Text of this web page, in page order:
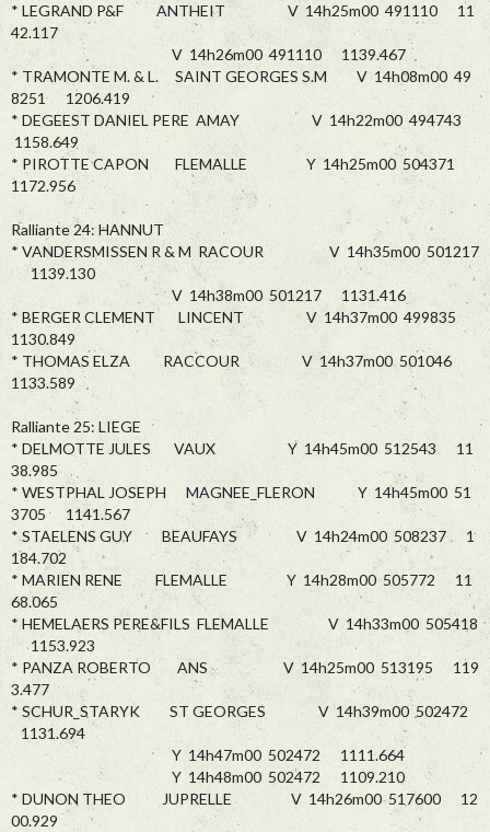
* LEGRAND P&F ANTHEIT V 14h25m00 491110 11
42.117
V 14h26m00 491110 1139.467
* TRAMONTE M. & L. SAINT GEORGES S.M V 14h08m00 49
8251 1206.419
* DEGEEST DANIEL PERE AMAY V 14h22m00 494743
1158.649
* PIROTTE CAPON FLEMALLE Y 14h25m00 504371
1172.956
Ralliante 24: HANNUT
* VANDERSMISSEN R & M RACOUR V 14h35m00 501217
1139.130
V 14h38m00 501217 1131.416
* BERGER CLEMENT LINCENT V 14h37m00 499835
1130.849
* THOMAS ELZA RACCOUR V 14h37m00 501046
1133.589
Ralliante 25: LIEGE
* DELMOTTE JULES VAUX Y 14h45m00 512543 11
38.985
* WESTPHAL JOSEPH MAGNEE_FLERON Y 14h45m00 51
3705 1141.567
* STAELENS GUY BEAUFAYS V 14h24m00 508237 1
184.702
* MARIEN RENE FLEMALLE Y 14h28m00 505772 11
68.065
* HEMELAERS PERE&FILS FLEMALLE V 14h33m00 505418
1153.923
* PANZA ROBERTO ANS V 14h25m00 513195 119
3.477
* SCHUR_STARYK ST GEORGES V 14h39m00 502472
1131.694
Y 14h47m00 502472 1111.664
Y 14h48m00 502472 1109.210
* DUNON THEO JUPRELLE V 14h26m00 517600 12
00.929